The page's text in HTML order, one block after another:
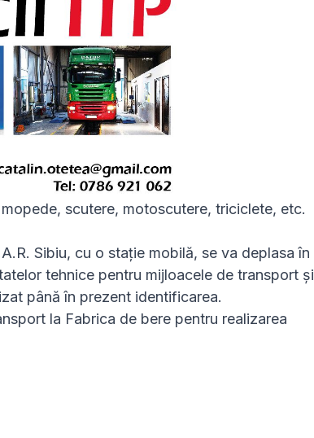
scutere, motoscutere, triciclete, etc.
Sibiu, cu o stație mobilă, se va deplasa în
tehnice pentru mijloacele de transport și
până în prezent identificarea.
la Fabrica de bere pentru realizarea